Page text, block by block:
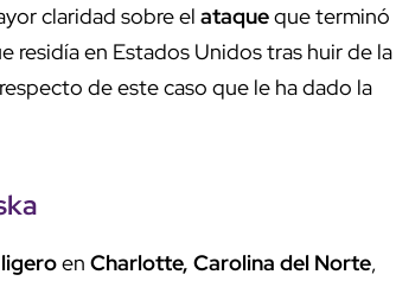
claridad sobre el ataqueque terminó
residía en Estados Unidos tras huir de la
de este caso que le ha dado la
en Charlotte, Carolina del Norte,